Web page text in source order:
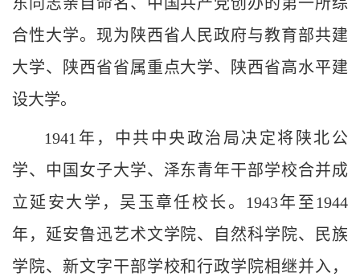
合性大学。现为陕西省人民政府与教育部共建
大学、陕西省省属重点大学、陕西省高水平建
设大学。
1941 年，中共中央政治局决定将陕北公
学、中国女子大学、泽东青年干部学校合并成
立延安大学，吴玉章任校长。 1943年至 1944
年，延安鲁迅艺术文学院、自然科学院、民族
学院、新文字干部学校和行政学院相继并入，